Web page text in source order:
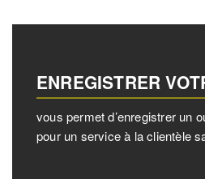
ENREGISTRER
vous permet d’enregistrer un
pour un service à la clientèle